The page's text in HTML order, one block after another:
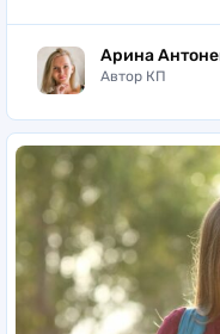
Арина
Автор КП